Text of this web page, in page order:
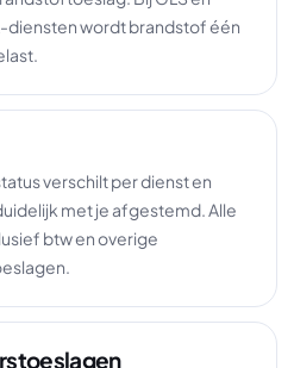
diensten wordt brandstof één
verschilt per dienst en
met je afgestemd. Alle
btw en overige